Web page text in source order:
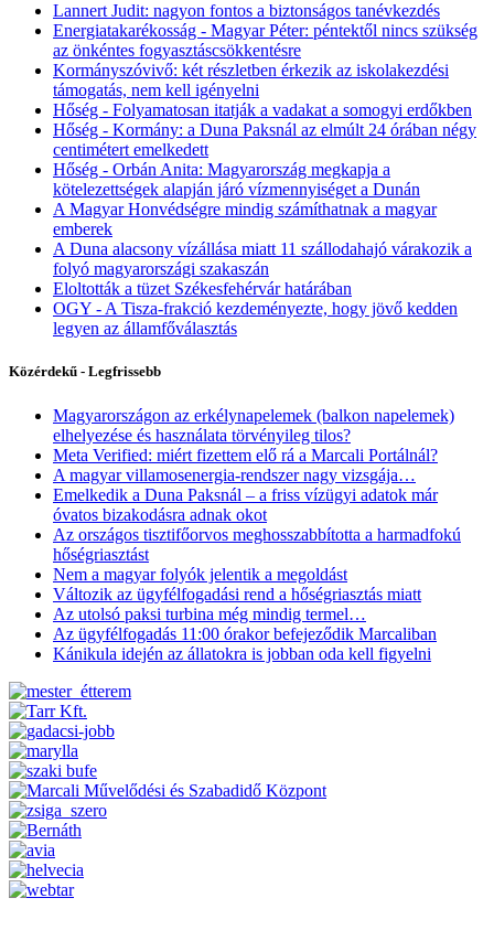
Lannert Judit: nagyon fontos a biztonságos tanévkezdés
Energiatakarékosság - Magyar Péter: péntektől nincs szükség
az önkéntes fogyasztáscsökkentésre
Kormányszóvivő: két részletben érkezik az iskolakezdési
támogatás, nem kell igényelni
Hőség - Folyamatosan itatják a vadakat a somogyi erdőkben
Hőség - Kormány: a Duna Paksnál az elmúlt 24 órában négy
centimétert emelkedett
Hőség - Orbán Anita: Magyarország megkapja a
kötelezettségek alapján járó vízmennyiséget a Dunán
A Magyar Honvédségre mindig számíthatnak a magyar
emberek
A Duna alacsony vízállása miatt 11 szállodahajó várakozik a
folyó magyarországi szakaszán
Eloltották a tüzet Székesfehérvár határában
OGY - A Tisza-frakció kezdeményezte, hogy jövő kedden
legyen az államfőválasztás
Közérdekű - Legfrissebb
Magyarországon az erkélynapelemek (balkon napelemek)
elhelyezése és használata törvényileg tilos?
Meta Verified: miért fizettem elő rá a Marcali Portálnál?
A magyar villamosenergia-rendszer nagy vizsgája…
Emelkedik a Duna Paksnál – a friss vízügyi adatok már
óvatos bizakodásra adnak okot
Az országos tisztifőorvos meghosszabbította a harmadfokú
hőségriasztást
Nem a magyar folyók jelentik a megoldást
Változik az ügyfélfogadási rend a hőségriasztás miatt
Az utolsó paksi turbina még mindig termel…
Az ügyfélfogadás 11:00 órakor befejeződik Marcaliban
Kánikula idején az állatokra is jobban oda kell figyelni